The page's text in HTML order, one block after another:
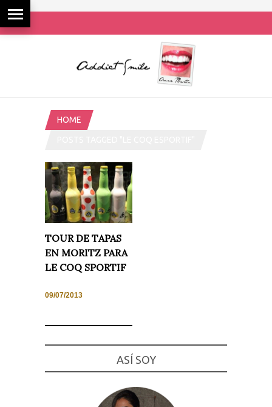
HOME
TOUR DE TAPAS
EN MORITZ PARA
LE COQ SPORTIF
09/07/2013
ASÍ SOY
cookies no